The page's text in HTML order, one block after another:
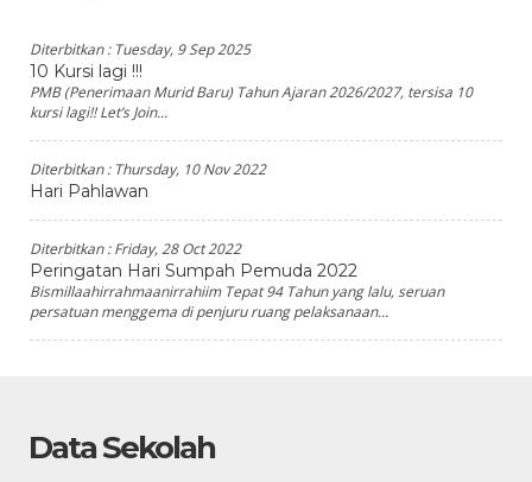
Diterbitkan : Tuesday, 9 Sep 2025
10 Kursi lagi !!!
PMB (Penerimaan Murid Baru) Tahun Ajaran 2026/2027, tersisa 10
kursi lagi!! Let’s Join...
Diterbitkan : Thursday, 10 Nov 2022
Hari Pahlawan
Diterbitkan :Friday, 28 Oct 2022
Peringatan Hari Sumpah Pemuda 2022
Bismillaahirrahmaanirrahiim Tepat 94 Tahun yang lalu, seruan
persatuan menggema di penjuru ruang pelaksanaan...
Data Sekolah